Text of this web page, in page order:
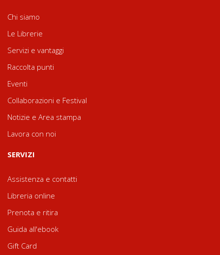
Chi siamo
Le Librerie
Servizi e vantaggi
Raccolta punti
Eventi
Collaborazioni e Festival
Notizie e Area stampa
Lavora con noi
SERVIZI
Assistenza e contatti
Libreria online
Prenota e ritira
Guida all'ebook
Gift Card